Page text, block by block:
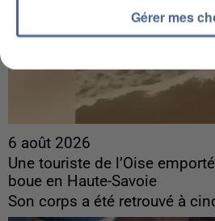
6 août 2026
Une touriste de l’Oise
boue en Haute-Savoie
Son corps a été retrouvé à
Gérer mes